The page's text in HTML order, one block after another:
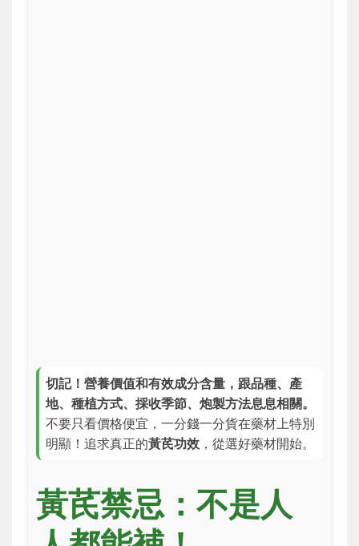
切記！營養價值和有效成分含量，跟品種、產
地、種植方式、採收季節、炮製方法息息相關。
不要只看價格便宜，一分錢一分貨在藥材上特別
明顯！追求真正的黃芪功效 ，從選好藥材開始。
黃芪禁忌：不是人